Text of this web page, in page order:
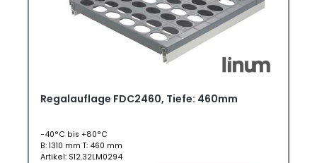
Regalauflage FDC2460, Tiefe: 460mm
-40°C bis +80°C
B: 1310 mm T: 460 mm
Artikel: S12.32LM0294